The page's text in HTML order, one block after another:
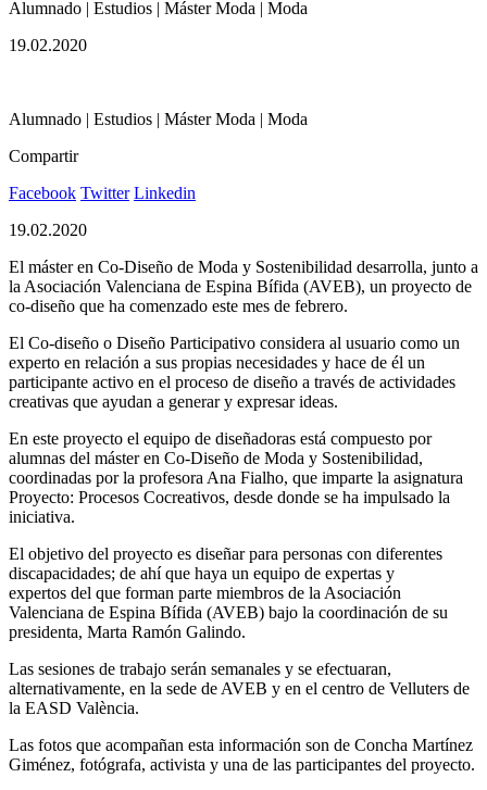
Alumnado | Estudios | Máster Moda | Moda
19.02.2020
Alumnado | Estudios | Máster Moda | Moda
Compartir
Facebook Twitter Linkedin
19.02.2020
El máster en Co-Diseño de Moda y Sostenibilidad desarrolla, junto a
la Asociación Valenciana de Espina Bífida (AVEB), un proyecto de
co-diseño que ha comenzado este mes de febrero.
El Co-diseño o Diseño Participativo considera al usuario como un
experto en relación a sus propias necesidades y hace de él un
participante activo en el proceso de diseño a través de actividades
creativas que ayudan a generar y expresar ideas.
En este proyecto el equipo de diseñadoras está compuesto por
alumnas del máster en Co-Diseño de Moda y Sostenibilidad,
coordinadas por la profesora Ana Fialho, que imparte la asignatura
Proyecto: Procesos Cocreativos, desde donde se ha impulsado la
iniciativa.
El objetivo del proyecto es diseñar para personas con diferentes
discapacidades; de ahí que haya un equipo de expertas y
expertos del que forman parte miembros de la Asociación
Valenciana de Espina Bífida (AVEB) bajo la coordinación de su
presidenta, Marta Ramón Galindo.
Las sesiones de trabajo serán semanales y se efectuaran,
alternativamente, en la sede de AVEB y en el centro de Velluters de
la EASD València.
Las fotos que acompañan esta información son de Concha Martínez
Giménez, fotógrafa, activista y una de las participantes del proyecto.